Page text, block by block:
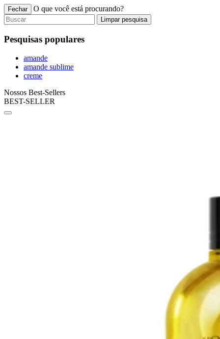
Fechar O que você está procurando?
Limpar pesquisa
Pesquisas populares
amande
amande sublime
creme
Nossos Best-Sellers
BEST-SELLER